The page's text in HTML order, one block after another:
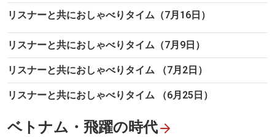
文化・遺産
リスナーと共におしゃべりタイム（7月16日）
リスナーと共におしゃべりタイム（7月9日）
リスナーと共におしゃべりタイム （7月2日）
リスナーと共におしゃべりタイム （6月25日）
ベトナム・飛躍の時代